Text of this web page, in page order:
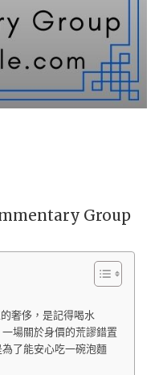
Group
奢侈，是記得喝水
一場關於身價的荒謬錯置
為了能安心吃一碗泡麵